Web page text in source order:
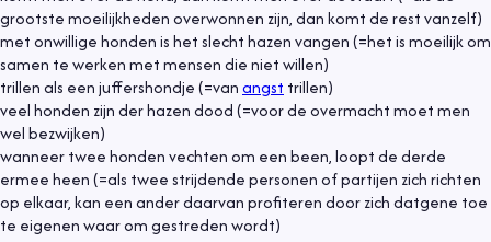
grootste moeilijkheden overwonnen zijn, dan komt de rest vanzelf)
met onwillige honden is het slecht hazen vangen (=het is moeilijk om
samen te werken met mensen die niet willen)
trillen als een juffershondje (=vanangst trillen)
veel honden zijn der hazen dood (=voor de overmacht moet men
wel bezwijken)
wanneer twee honden vechten om een been, loopt de derde
ermee heen (=als twee strijdende personen of partijen zich richten
op elkaar, kan een ander daarvan profiteren door zich datgene toe
te eigenen waar om gestreden wordt)